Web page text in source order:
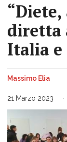
diretta
Italia e
Massimo Elia
21 Marzo 2023